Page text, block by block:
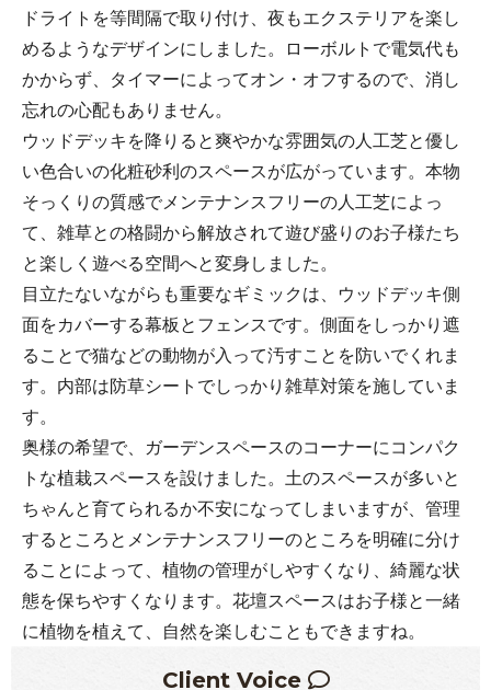
ドライトを等間隔で取り付け、夜もエクステリアを楽し
めるようなデザインにしました。ローボルトで電気代も
かからず、タイマーによってオン・オフするので、消し
忘れの心配もありません。
ウッドデッキを降りると爽やかな雰囲気の人工芝と優し
い色合いの化粧砂利のスペースが広がっています。本物
そっくりの質感でメンテナンスフリーの人工芝によっ
て、雑草との格闘から解放されて遊び盛りのお子様たち
と楽しく遊べる空間へと変身しました。
目立たないながらも重要なギミックは、ウッドデッキ側
面をカバーする幕板とフェンスです。側面をしっかり遮
ることで猫などの動物が入って汚すことを防いでくれま
す。内部は防草シートでしっかり雑草対策を施していま
す。
奥様の希望で、ガーデンスペースのコーナーにコンパク
トな植栽スペースを設けました。土のスペースが多いと
ちゃんと育てられるか不安になってしまいますが、管理
するところとメンテナンスフリーのところを明確に分け
ることによって、植物の管理がしやすくなり、綺麗な状
態を保ちやすくなります。花壇スペースはお子様と一緒
に植物を植えて、自然を楽しむこともできますね。
Client Voice